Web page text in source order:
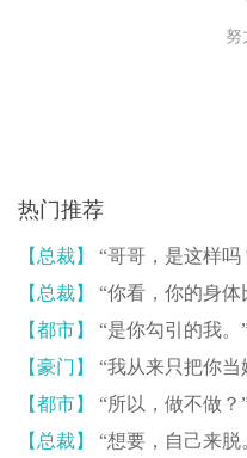
努
热门推荐
【总裁】
“哥哥，是这样吗
【总裁】
“你看，你的身体
【都市】
“是你勾引的我。
【豪门】
“我从来只把你当
【都市】
“所以，做不做？
【总裁】
“想要，自己来脱